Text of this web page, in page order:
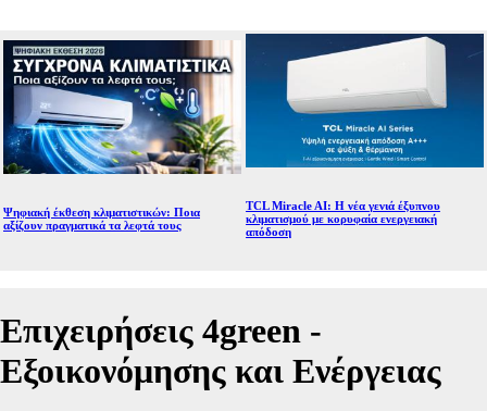
Ψηφιακή έκθεση κλιματιστικών: Ποια
αξίζουν πραγματικά τα λεφτά τους
TCL Miracle AI: Η νέα γενιά έξυπνου
κλιματισμού με κορυφαία ενεργειακή
απόδοση